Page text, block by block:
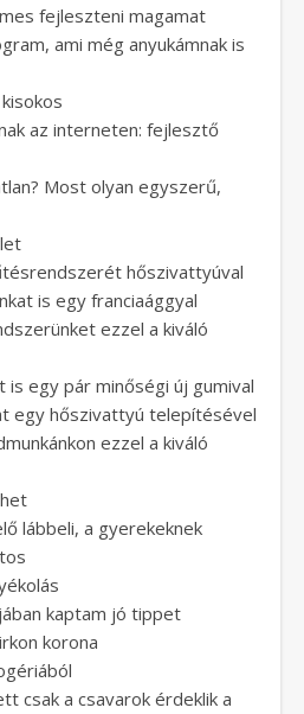
fejleszteni magamat
ami még anyukámnak is
az interneten: fejlesztő
Most olyan egyszerű,
hőszivattyúval
is egy franciaággyal
ezzel a kiváló
is egy pár minőségi új gumival
egy hőszivattyú telepítésével
ezzel a kiváló
lábbeli, a gyerekeknek
kaptam jó tippet
korona
csak a csavarok érdeklik a